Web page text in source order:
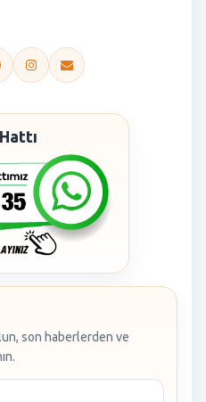
son haberlerden ve